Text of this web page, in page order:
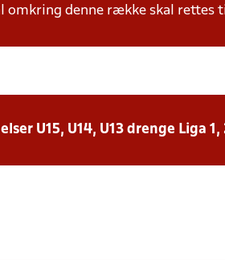
omkring denne række skal rettes
U15, U14, U13 drenge Liga 1,